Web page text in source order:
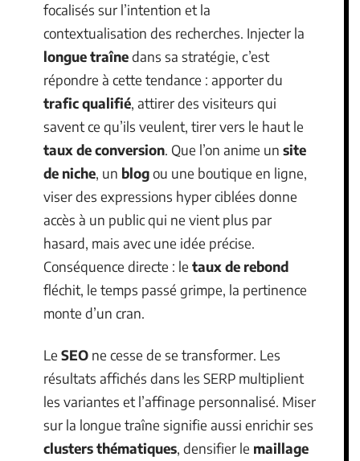
focalisés sur l’intention et la
contextualisation des recherches. Injecter la
longue traînedans sa stratégie, c’est
répondre à cette tendance : apporter du
trafic qualifié, attirer des visiteurs qui
savent ce qu’ils veulent, tirer vers le haut le
taux de conversion. Que l’on anime un site
de niche, un blogou une boutique en ligne,
viser des expressions hyper ciblées donne
accès à un public qui ne vient plus par
hasard, mais avec une idée précise.
Conséquence directe : le taux de rebond
fléchit, le temps passé grimpe, la pertinence
monte d’un cran.
Le SEO ne cesse de se transformer. Les
résultats affichés dans les SERP multiplient
les variantes et l’affinage personnalisé. Miser
sur la longue traîne signifie aussi enrichir ses
clusters thématiques, densifier le maillage